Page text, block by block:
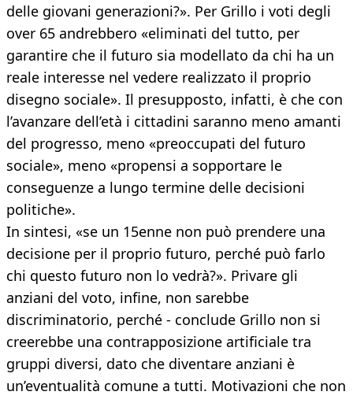
delle giovani generazioni?». Per Grillo i voti degli
over 65 andrebbero «eliminati del tutto, per
garantire che il futuro sia modellato da chi ha un
reale interesse nel vedere realizzato il proprio
disegno sociale». Il presupposto, infatti, è che con
l’avanzare dell’età i cittadini saranno meno amanti
del progresso, meno «preoccupati del futuro
sociale», meno «propensi a sopportare le
conseguenze a lungo termine delle decisioni
politiche».
In sintesi, «se un 15enne non può prendere una
decisione per il proprio futuro, perché può farlo
chi questo futuro non lo vedrà?». Privare gli
anziani del voto, infine, non sarebbe
discriminatorio, perché - conclude Grillo non si
creerebbe una contrapposizione artificiale tra
gruppi diversi, dato che diventare anziani è
un’eventualità comune a tutti. Motivazioni che non